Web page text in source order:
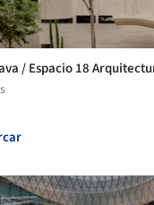
/ Espacio 18